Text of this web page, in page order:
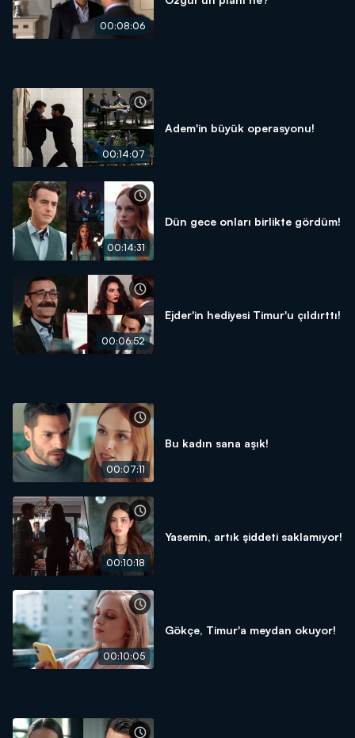
00:08:06
00:14:07
Adem'in büyük operasyonu!
00:14:31
Dün gece onları birlikte gördüm!
00:06:52
Ejder'in hediyesi Timur'u çıldırttı!
00:07:11
Bu kadın sana aşık!
00:10:18
Yasemin, artık şiddeti saklamıyor!
00:10:05
Gökçe, Timur'a meydan okuyor!